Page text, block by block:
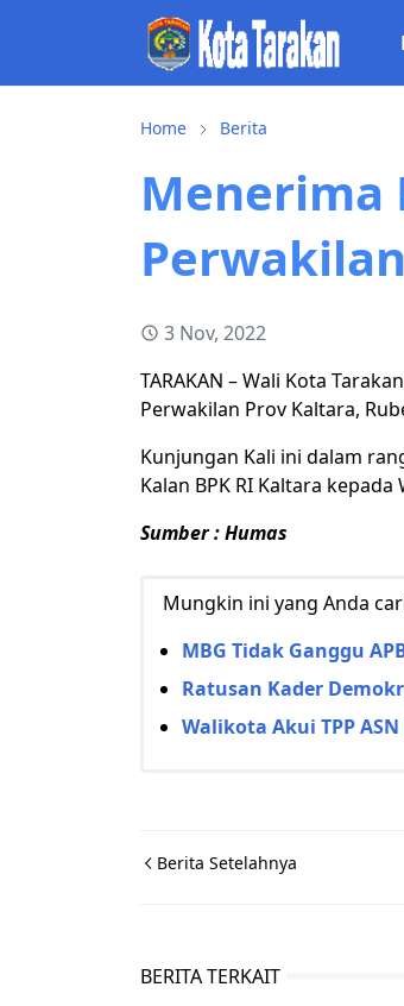
Home Berita
Menerima
3 Nov, 2022
TARAKAN – Wali Kota
Perwakilan Prov Kaltara,
Kunjungan Kali ini dalam
Kalan BPK RI Kaltara kepada
Sumber : Humas
Mungkin ini yang Anda
MBG Tidak Ganggu
Ratusan Kader
Walikota Akui TPP
Berita Setelahnya
BERITA TERKAIT